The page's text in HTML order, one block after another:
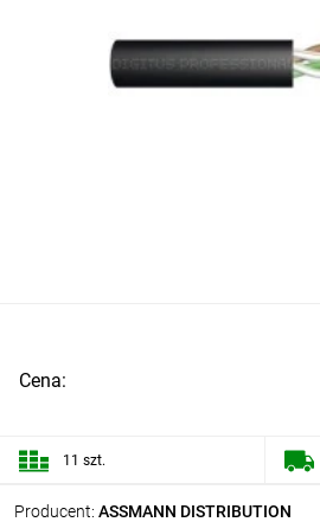
Producent: ASSMANN DISTRIBUTION
Cena:
11 szt.